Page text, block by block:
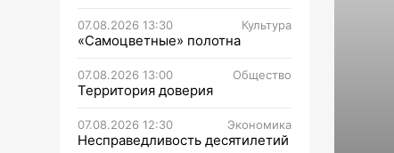
07.08.2026 13:30 Культура
«Самоцветные» полотна
07.08.2026 13:00 Общество
Территория доверия
07.08.2026 12:30 Экономика
Несправедливость десятилетий